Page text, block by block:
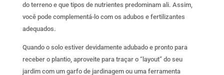
do terreno e que tipos de nutrientes predominam ali. Assim,
você pode complementá-lo com os adubos e fertilizantes
adequados.
Quando o solo estiver devidamente adubado e pronto para
receber o plantio, aproveite para traçar o “layout” do seu
jardim com um garfo de jardinagem ou uma ferramenta